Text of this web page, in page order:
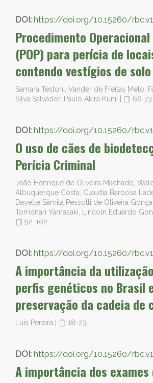
DOI: https://doi.org/10.15260/
Procedimento Operacional
(POP) para perícia de
contendo vestígios de solo
Samara Testoni, Vander de Freitas Melo,
Silva Salvador, Paulo Akira Kunii
66-73
DOI: https://doi.org/10.15260/
O uso de cães de
Perícia Criminal
João Henrique de Oliveira Machado,
Albuquerque Costa, Claudia Barbosa
Dayelle Sâmila Pessotti de Oliveira
Tomonari Yamasaki, Lincoln Eduardo
92-102
DOI: https://doi.org/10.15260/
A importância da
perfis genéticos no Brasil
preservação da cadeia de
Luis Pereira 18-23
DOI: https://doi.org/10.15260/
A importância dos exames